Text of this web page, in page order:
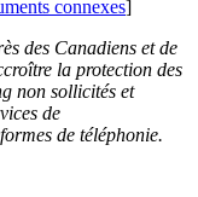
connexes]
des Canadiens et de
la protection des
non sollicités et
de
de téléphonie.